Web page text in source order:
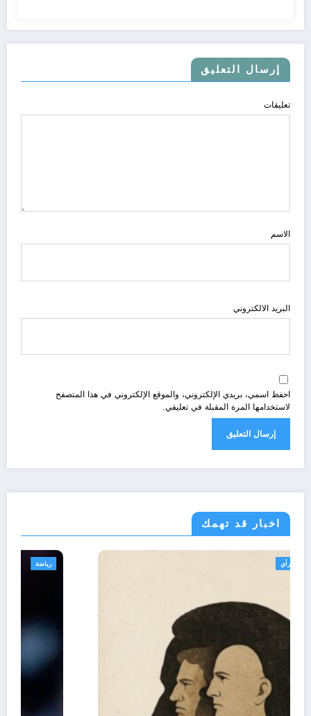
إرسال التعليق
تعليقات
الاسم
البريد الالكتروني
احفظ اسمي، بريدي الإلكتروني، والموقع الإلكتروني في هذا المتصفح
لاستخدامها المرة المقبلة في تعليقي.
اخبار قد تهمك
تعاليق حرة